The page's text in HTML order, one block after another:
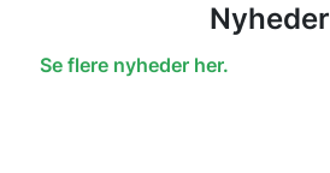
Nyheder
Se flere nyheder her.